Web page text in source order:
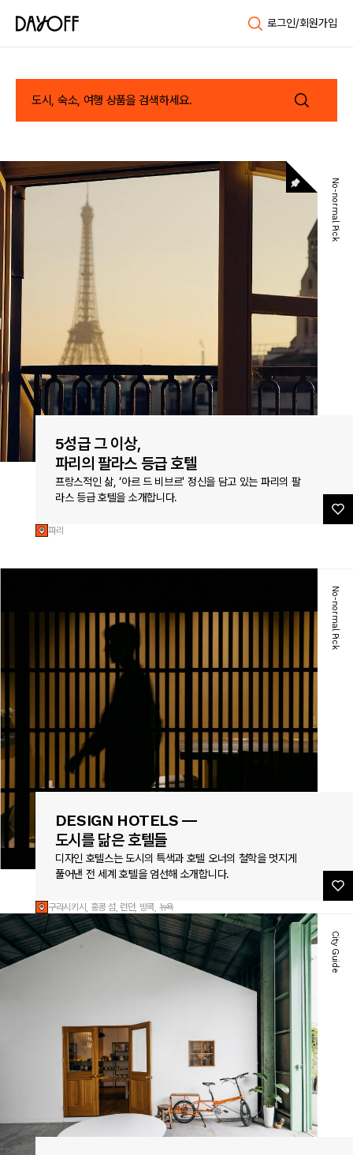
로그인/회원가입
No-normal Pick
5성급 그 이상,
파리의 팔라스 등급 호텔
프랑스적인 삶, ‘아르 드 비브르' 정신을 담고 있는 파리의 팔
라스 등급 호텔을 소개합니다.
파리
No-normal Pick
DESIGN HOTELS —
도시를 닮은 호텔들
디자인 호텔스는 도시의 특색과 호텔 오너의 철학을 멋지게
풀어낸 전 세계 호텔을 엄선해 소개합니다.
구라시키시, 홍콩 섬, 런던, 방콕, 뉴욕
City Guide